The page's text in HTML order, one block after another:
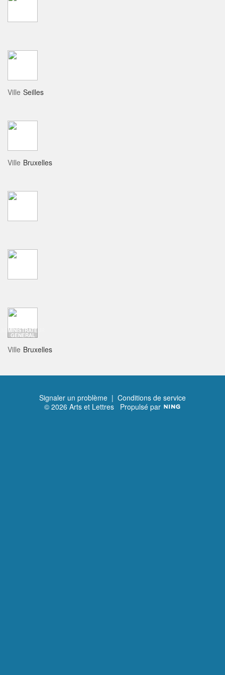
Ville Seilles
Ville Bruxelles
ADMINISTRATEUR
GENERAL
Ville Bruxelles
Signaler un problème | Conditions de service
© 2026 Arts et Lettres Propulsé par